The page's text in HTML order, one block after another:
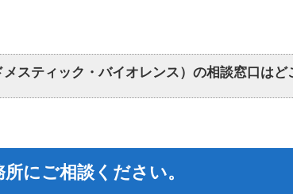
メスティック・バイオレンス）の相談窓口はど
にご相談ください。